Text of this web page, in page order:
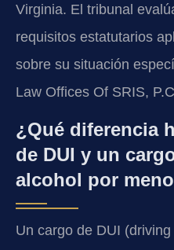
Virginia. El tribunal
requisitos estatutarios
sobre su situación
Law Offices Of SRIS,
¿Qué diferencia
de DUI y un
alcohol por
Un cargo de DUI